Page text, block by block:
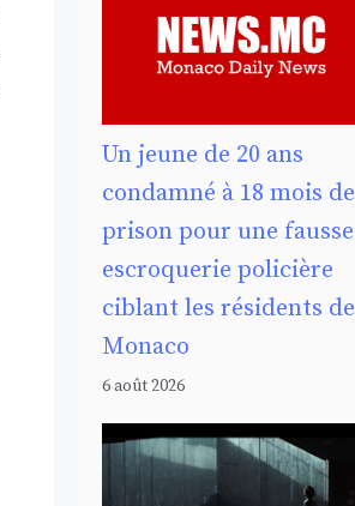
Un jeune de 20 ans
condamné à 18 mois de
prison pour une fausse
escroquerie policière
ciblant les résidents de
Monaco
6 août 2026